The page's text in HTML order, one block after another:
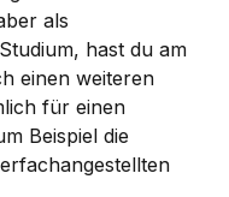
als
hast du am
einen weiteren
für einen
Beispiel die